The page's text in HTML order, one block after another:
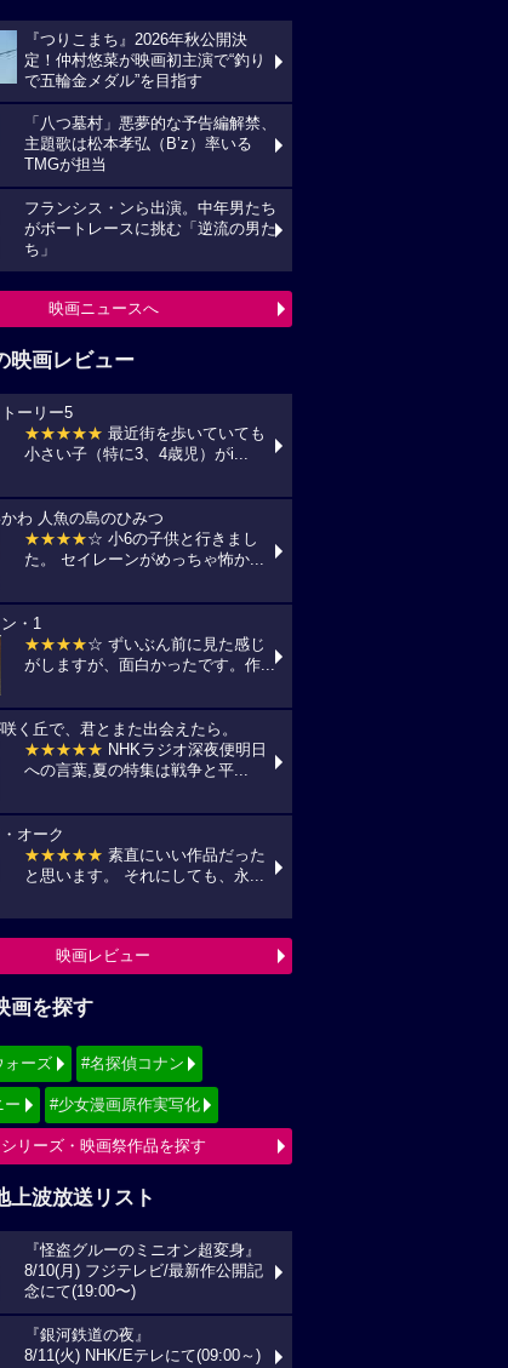
『つりこまち』2026年秋公開決
定！仲村悠菜が映画初主演で“釣り
で五輪金メダル”を目指す
「八つ墓村」悪夢的な予告編解禁、
主題歌は松本孝弘（B’z）率いる
TMGが担当
フランシス・ンら出演。中年男たち
がボートレースに挑む「逆流の男た
ち」
映画ニュースへ
映画レビュー
トーリー5
★★★★★ 最近街を歩いていても
小さい子（特に3、4歳児）がi...
わ 人魚の島のひみつ
★★★★☆ 小6の子供と行きまし
た。 セイレーンがめっちゃ怖か...
・1
★★★★☆ ずいぶん前に見た感じ
がしますが、面白かったです。作...
く丘で、君とまた出会えたら。
★★★★★ NHKラジオ深夜便明日
への言葉,夏の特集は戦争と平...
オーク
★★★★★ 素直にいい作品だった
と思います。 それにしても、永...
映画レビュー
画を探す
ォーズ #名探偵コナン
ー #少女漫画原作実写化
シリーズ・映画祭作品を探す
上波放送リスト
『怪盗グルーのミニオン超変身』
8/10(月) フジテレビ/最新作公開記
念にて(19:00〜)
『銀河鉄道の夜』
8/11(火) NHK/Eテレにて(09:00～)